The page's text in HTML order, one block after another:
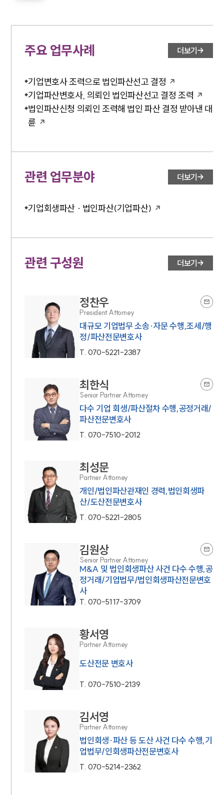
주요 업무사례 더보기
기업변호사 조력으로 법인파산선고 결정
기업파산변호사, 의뢰인 법인파산선고 결정 조력
법인파산신청 의뢰인 조력해 법인 파산 결정 받아낸 대
륜
관련 업무분야 더보기
기업회생파산 · 법인파산(기업파산)
관련 구성원 더보기
정찬우
President Attorney
대규모 기업법무 소송·자문 수행,조세/행
정/파산전문변호사
T. 070-5221-2387
최한식
Senior Partner Attorney
다수 기업 회생/파산절차 수행,공정거래/
파산전문변호사
T. 070-7510-2012
최성문
Partner Attorney
개인/법인파산관재인 경력,법인회생파
산/도산전문변호사
T. 070-5221-2805
김원상
Senior Partner Attorney
M&A 및 법인회생파산 사건 다수 수행,공
정거래/기업법무/법인회생파산전문변호
사
T. 070-5117-3709
황서영
Partner Attorney
도산전문 변호사
T. 070-7510-2139
김서영
Partner Attorney
법인회생·파산 등 도산 사건 다수 수행,기
업법무/인회생파산전문변호사
T. 070-5214-2362